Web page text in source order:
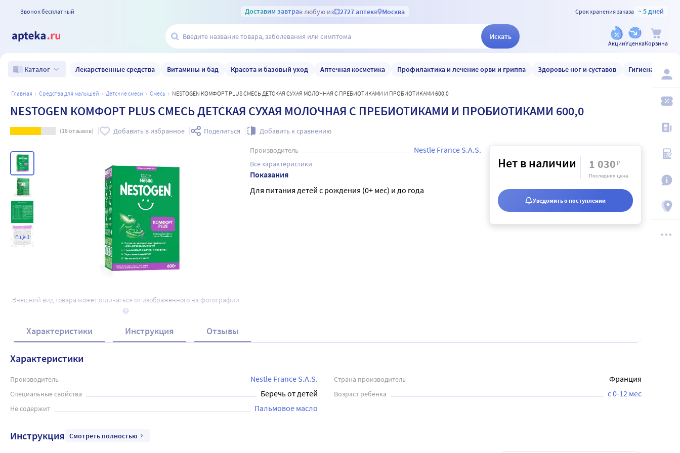
Звонок бесплатный Доставим завтрав любую из 2727 аптекв Москва Срок хранения заказа ~ 5 дней
Искать
АкцииУценкаКорзина
Каталог Лекарственные средства Витамины и бад Красота и базовый уход Аптечная косметика Профилактика и лечение орви и гриппа Здоровье ног и суставов Гигиена и уход
главная средства для малышей детские смеси смесь NESTOGEN КОМФОРТ PLUS СМЕСЬ ДЕТСКАЯ СУХАЯ МОЛОЧНАЯ С ПРЕБИОТИКАМИ И ПРОБИОТИКАМИ 600,0
NESTOGEN КОМФОРТ PLUS СМЕСЬ ДЕТСКАЯ СУХАЯ МОЛОЧНАЯ С ПРЕБИОТИКАМИ И ПРОБИОТИКАМИ 600,0
(18отзывов) Добавить в избранное Поделиться Добавить к сравнению
Ещё 1
Внешний вид товара может отличаться от изображённого на фотографии
Производитель Nestle France S.A.S.
Все характеристики
Показания
Для питания детей с рождения (0+ мес) и до года
Нет в наличии 1 030₽
Последняя цена
Уведомить о поступлении
Характеристики Инструкция Отзывы
Характеристики
Производитель Nestle France S.A.S. Страна производитель Франция
Специальные свойства Беречь от детей Возраст ребенка с 0-12 мес
Не содержит Пальмовое масло
Инструкция Смотреть полностью